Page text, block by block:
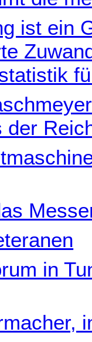
ist ein
der
in